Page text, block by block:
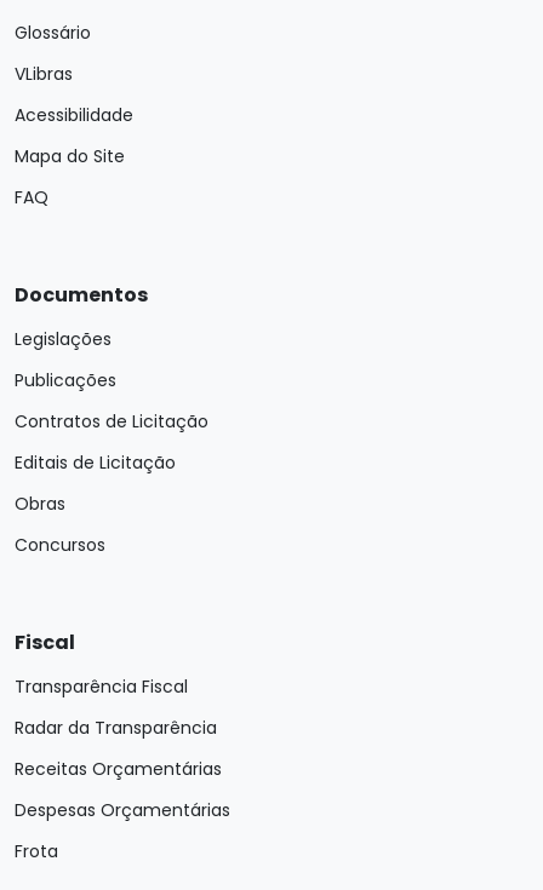
Glossário
VLibras
Acessibilidade
Mapa do Site
FAQ
Documentos
Legislações
Publicações
Contratos de Licitação
Editais de Licitação
Obras
Concursos
Fiscal
Transparência Fiscal
Radar da Transparência
Receitas Orçamentárias
Despesas Orçamentárias
Frota